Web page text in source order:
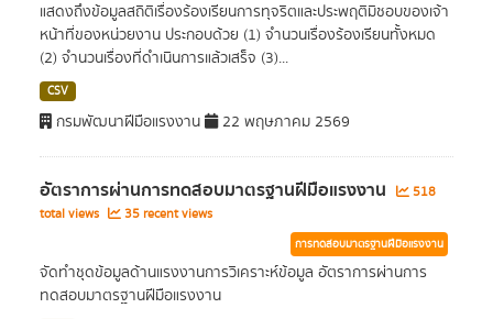
แสดงถึงข้อมูลสถิติเรื่องร้องเรียนการทุจริตและประพฤติมิชอบของเจ้า
หน้าที่ของหน่วยงาน ประกอบด้วย (1) จำนวนเรื่องร้องเรียนทั้งหมด
(2) จำนวนเรื่องที่ดำเนินการแล้วเสร็จ (3)...
CSV
กรมพัฒนาฝีมือแรงงาน 22 พฤษภาคม 2569
อัตราการผ่านการทดสอบมาตรฐานฝีมือแรงงาน
518
total views
35 recent views
การทดสอบมาตรฐานฝีมือแรงงาน
จัดทำชุดข้อมูลด้านแรงงานการวิเคราะห์ข้อมูล อัตราการผ่านการ
ทดสอบมาตรฐานฝีมือแรงงาน